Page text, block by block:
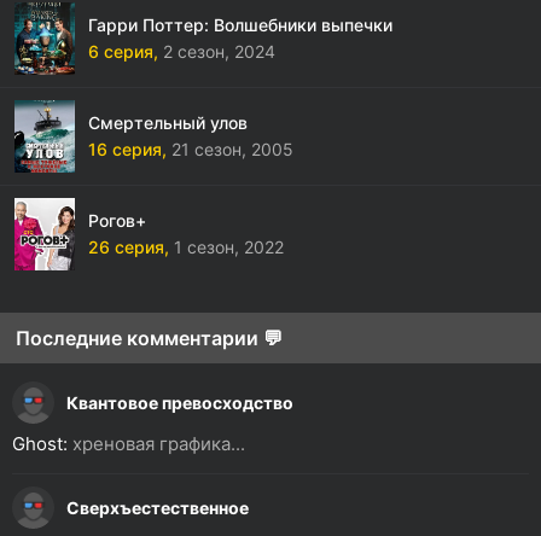
Гарри Поттер: Волшебники выпечки
6 серия, 2 сезон, 2024
Смертельный улов
16 серия, 21 сезон, 2005
Рогов+
26 серия, 1 сезон, 2022
Последние комментарии 💬
Квантовое превосходство
Ghost: хреновая графика...
Сверхъестественное